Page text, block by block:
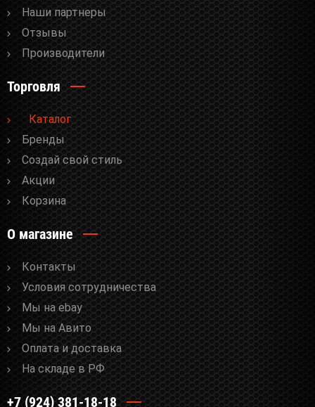
Наши партнеры
Отзывы
Производители
Торговля
Каталог
Бренды
Cоздай свой стиль
Акции
Корзина
О магазине
Контакты
Условия сотрудничества
Мы на ebay
Мы на Авито
Оплата и доставка
На складе в РФ
+7 (924) 381-18-18